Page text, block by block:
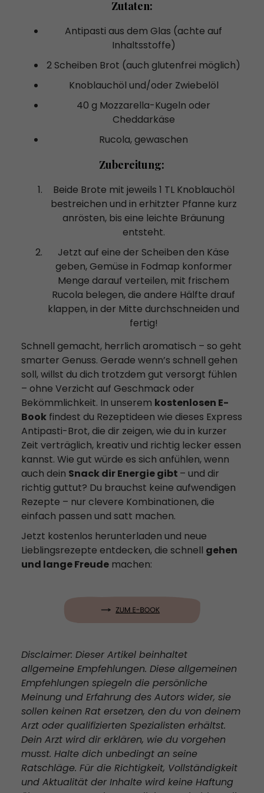
Zutaten:
Antipasti aus dem Glas (achte auf
Inhaltsstoffe)
2 Scheiben Brot (auch glutenfrei möglich)
Knoblauchöl und/oder Zwiebelöl
40 g Mozzarella-Kugeln oder
Cheddarkäse
Rucola, gewaschen
Zubereitung:
Beide Brote mit jeweils 1 TL Knoblauchöl
bestreichen und in erhitzter Pfanne kurz
anrösten, bis eine leichte Bräunung
entsteht.
Jetzt auf eine der Scheiben den Käse
geben, Gemüse in Fodmap konformer
Menge darauf verteilen, mit frischem
Rucola belegen, die andere Hälfte drauf
klappen, in der Mitte durchschneiden und
fertig!
Schnell gemacht, herrlich aromatisch – so geht
smarter Genuss. Gerade wenn’s schnell gehen
soll, willst du dich trotzdem gut versorgt fühlen
– ohne Verzicht auf Geschmack oder
Bekömmlichkeit. In unserem kostenlosen E-
Bookfindest du Rezeptideen wie dieses Express
Antipasti-Brot, die dir zeigen, wie du in kurzer
Zeit verträglich, kreativ und richtig lecker essen
kannst. Wie gut würde es sich anfühlen, wenn
auch dein Snack dir Energie gibt – und dir
richtig guttut? Du brauchst keine aufwendigen
Rezepte – nur clevere Kombinationen, die
einfach passen und satt machen.
Jetzt kostenlos herunterladen und neue
Lieblingsrezepte entdecken, die schnell gehen
und lange Freudemachen:
Disclaimer: Dieser Artikel beinhaltet
allgemeine Empfehlungen. Diese allgemeinen
Empfehlungen spiegeln die persönliche
Meinung und Erfahrung des Autors wider, sie
sollen keinen Rat ersetzen, den du von deinem
Arzt oder qualifizierten Spezialisten erhältst.
Dein Arzt wird dir erklären, wie du vorgehen
musst. Halte dich unbedingt an seine
Ratschläge. Für die Richtigkeit, Vollständigkeit
und Aktualität der Inhalte wird keine Haftung